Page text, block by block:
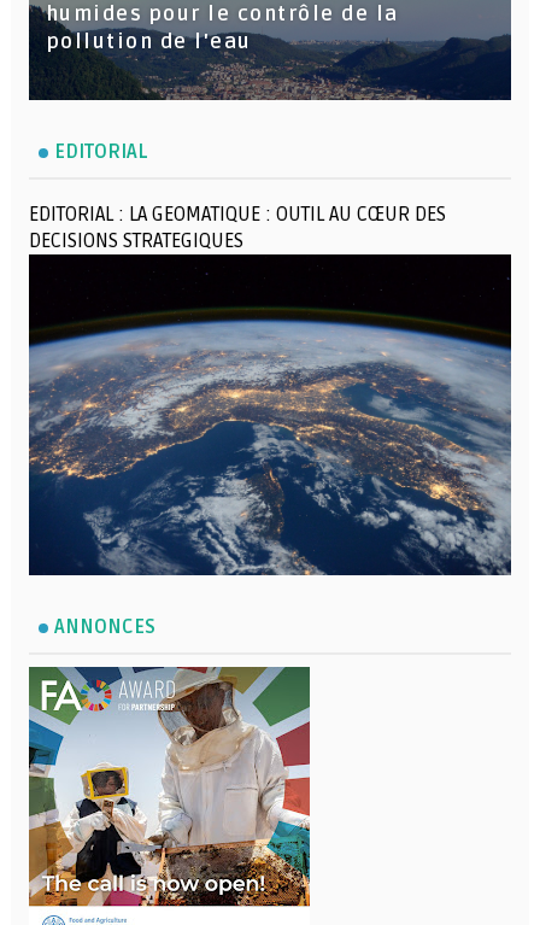
humides pour le contrôle de la
pollution de l'eau
EDITORIAL
EDITORIAL : LA GEOMATIQUE : OUTIL AU CŒUR DES
DECISIONS STRATEGIQUES
ANNONCES